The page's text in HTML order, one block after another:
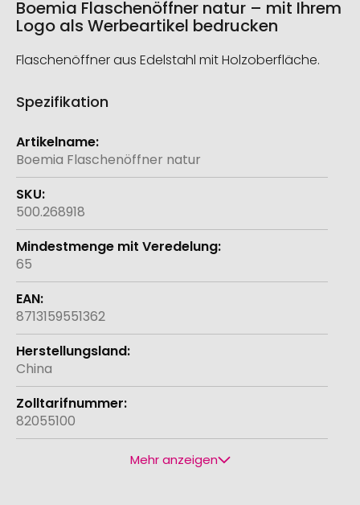
Boemia Flaschenöffner natur – mit Ihrem
Logo als Werbeartikel bedrucken
Flaschenöffner aus Edelstahl mit Holzoberfläche.
Spezifikation
Weitere
Informationen
Boemia Flaschenöffner natur
500.268918
65
8713159551362
China
82055100
Mehr anzeigen